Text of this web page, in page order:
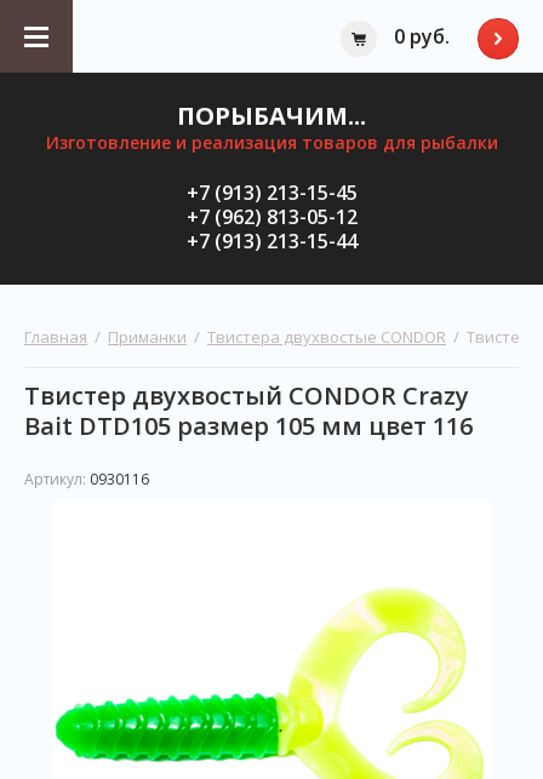
0 руб.
ПОРЫБАЧИМ...
Изготовление и реализация товаров для рыбалки
+7 (913) 213-15-45
+7 (962) 813-05-12
+7 (913) 213-15-44
Главная
  /
Приманки
  /
Твистера двухвостые CONDOR
/
Твистер двухвостый CONDOR Crazy
Bait DTD105 размер 105 мм цвет 116
Артикул: 0930116